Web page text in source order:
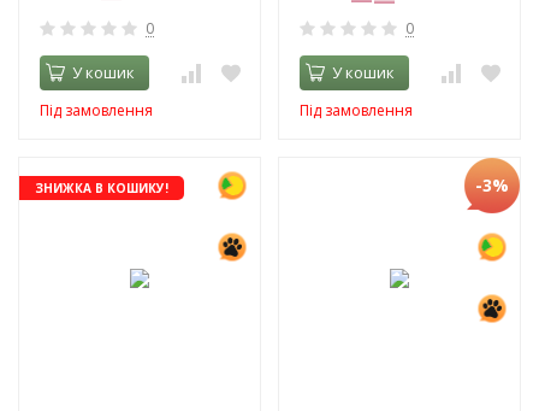
0
У кошик
Під замовлення
0
У кошик
Під замовлення
ЗНИЖКА В КОШИКУ! -3%